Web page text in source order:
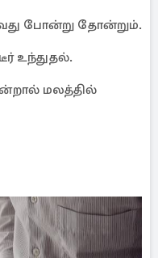
போன்று தோன்றும்.
உந்துதல்.
மலத்தில்